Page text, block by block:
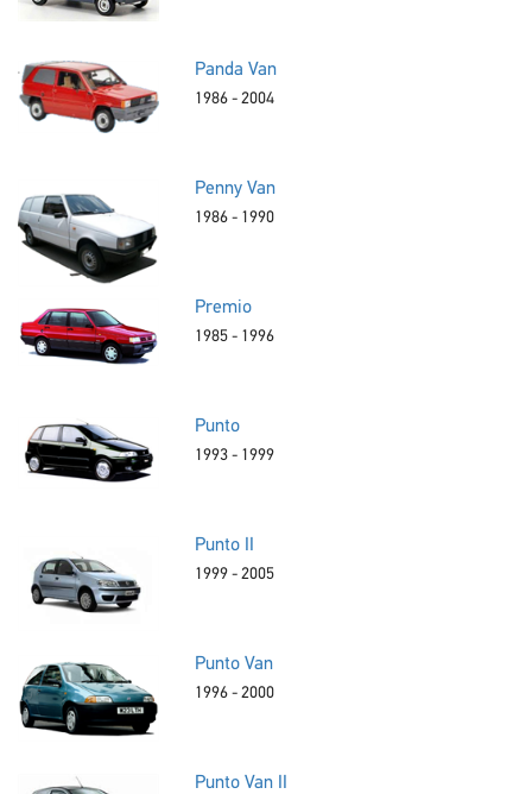
Panda Van
1986 - 2004
Penny Van
1986 - 1990
Premio
1985 - 1996
Punto
1993 - 1999
Punto II
1999 - 2005
Punto Van
1996 - 2000
Punto Van II